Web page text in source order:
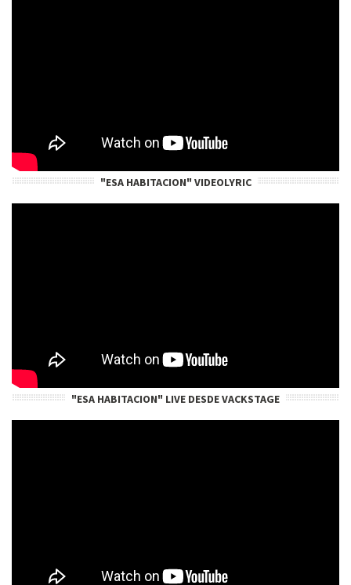
"ESA HABITACION" VIDEOLYRIC
"ESA HABITACION" LIVE DESDE VACKSTAGE